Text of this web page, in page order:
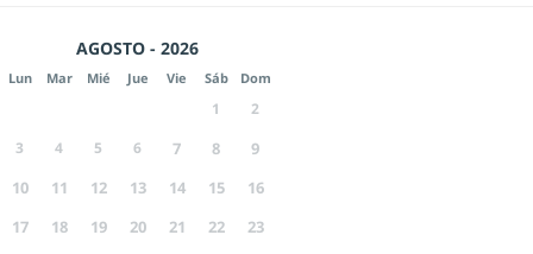
AGOSTO - 2026
Lun Mar Mié Jue Vie Sáb Dom
1
2
3
4 5 6 7 8
9
10
11 12 13 14 15
16
17
18 19 20 21 22
23